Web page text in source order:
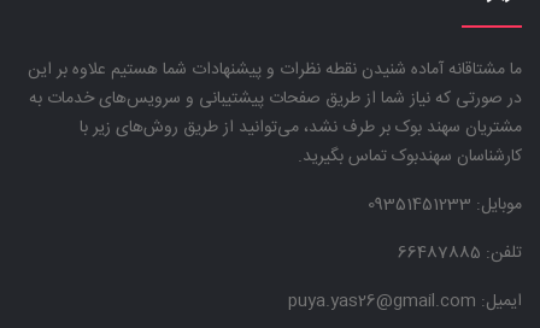
ما مشتاقانه آماده شنیدن نقطه نظرات و پیشنهادات شما هستیم علاوه بر این
در صورتی که نیاز شما از طریق صفحات پیشتیبانی و سرویس‌های خدمات به
مشتریان سهند بوک بر طرف نشد، می‌توانید از طریق روش‌های زیر با
کارشناسان سهندبوک تماس بگیرید.
موبایل:
تلفن: 66487885
ایمیل: puya.yas26@gmail.com